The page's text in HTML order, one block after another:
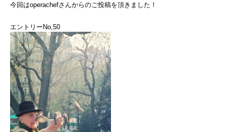
今回はoperachefさんからのご投稿を頂きました！
エントリーNo,50